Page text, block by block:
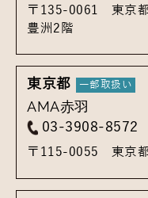
〒135-0061 東京
豊洲2階
東京都
AMA赤羽
03-3908-8572
〒115-0055 東京